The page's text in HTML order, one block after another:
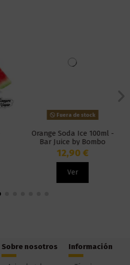
Fuera de stock
Orange Soda Ice 100ml -
Bar Juice by Bombo
12,90 €
Ver
Sobre nosotros Información